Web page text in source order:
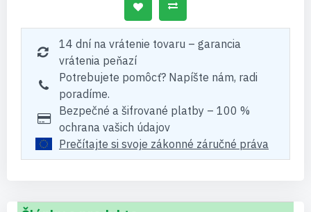
14 dní na vrátenie tovaru – garancia
vrátenia peňazí
Potrebujete pomôcť? Napíšte nám, radi
poradíme.
Bezpečné a šifrované platby – 100 %
ochrana vašich údajov
Prečítajte si svoje zákonné záručné práva